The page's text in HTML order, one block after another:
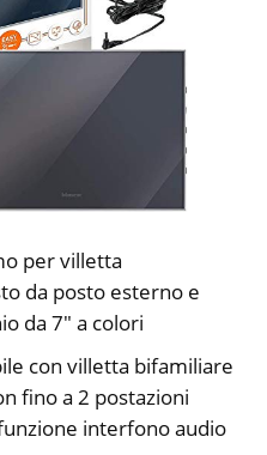
per villetta
da posto esterno e
da 7″ a colori
con villetta bifamiliare
fino a 2 postazioni
interfono audio